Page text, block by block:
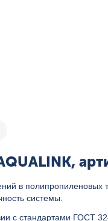
в
системы.
с стандартами ГОСТ